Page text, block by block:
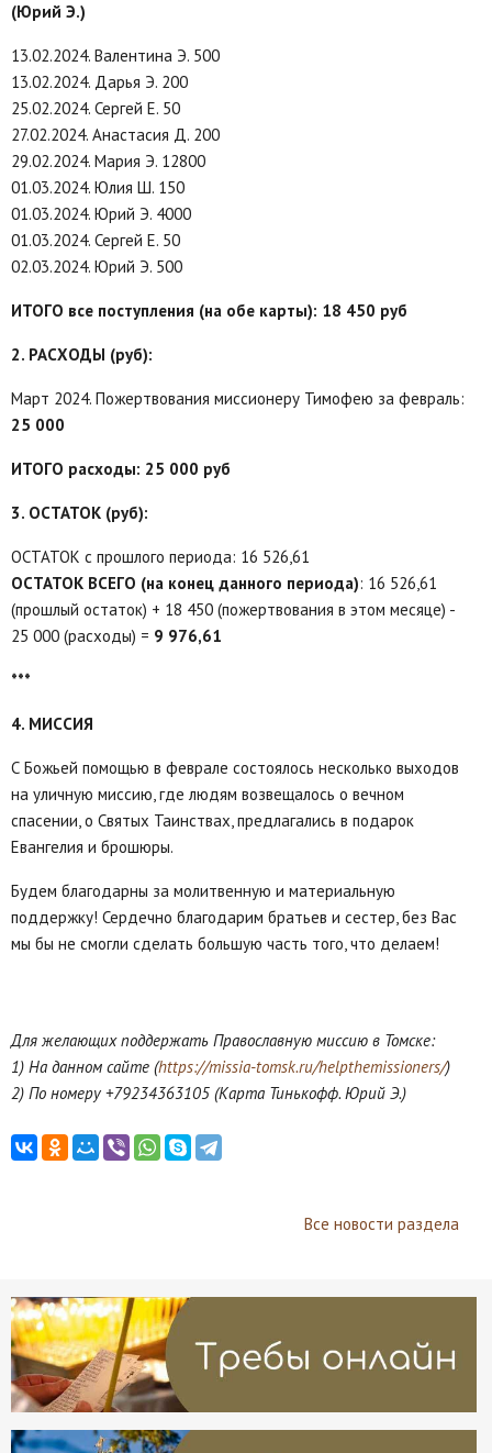
(Юрий Э.)
13.02.2024. Валентина Э. 500
13.02.2024. Дарья Э. 200
25.02.2024. Сергей Е. 50
27.02.2024. Анастасия Д. 200
29.02.2024. Мария Э. 12800
01.03.2024. Юлия Ш. 150
01.03.2024. Юрий Э. 4000
01.03.2024. Сергей Е. 50
02.03.2024. Юрий Э. 500
ИТОГО все поступления (на обе карты): 18 450 руб
2. РАСХОДЫ (руб):
Март 2024. Пожертвования миссионеру Тимофею за февраль:
25 000
ИТОГО расходы: 25 000 руб
3. ОСТАТОК (руб):
ОСТАТОК с прошлого периода: 16 526,61
ОСТАТОК ВСЕГО (на конец данного периода): 16 526,61
(прошлый остаток) + 18 450 (пожертвования в этом месяце) -
25 000 (расходы) = 9 976,61
***
4. МИССИЯ
С Божьей помощью в феврале состоялось несколько выходов
на уличную миссию, где людям возвещалось о вечном
спасении, о Святых Таинствах, предлагались в подарок
Евангелия и брошюры.
Будем благодарны за молитвенную и материальную
поддержку! Сердечно благодарим братьев и сестер, без Вас
мы бы не смогли сделать большую часть того, что делаем!
Для желающих поддержать Православную миссию в Томске:
1) На данном сайте (https://missia-tomsk.ru/helpthemissioners/)
2) По номеру +79234363105 (Карта Тинькофф. Юрий Э.)
Все новости раздела